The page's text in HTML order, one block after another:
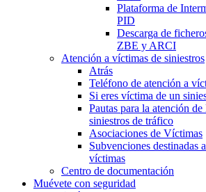
Plataforma de
PID
Descarga de
ZBE y ARCI
Atención a víctimas de siniestros
Atrás
Teléfono de atención a
Si eres víctima de un
Pautas para la atención
siniestros de tráfico
Asociaciones de Víctimas
Subvenciones destinadas
víctimas
Centro de documentación
Muévete con seguridad